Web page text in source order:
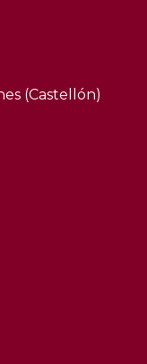
(Castellón)